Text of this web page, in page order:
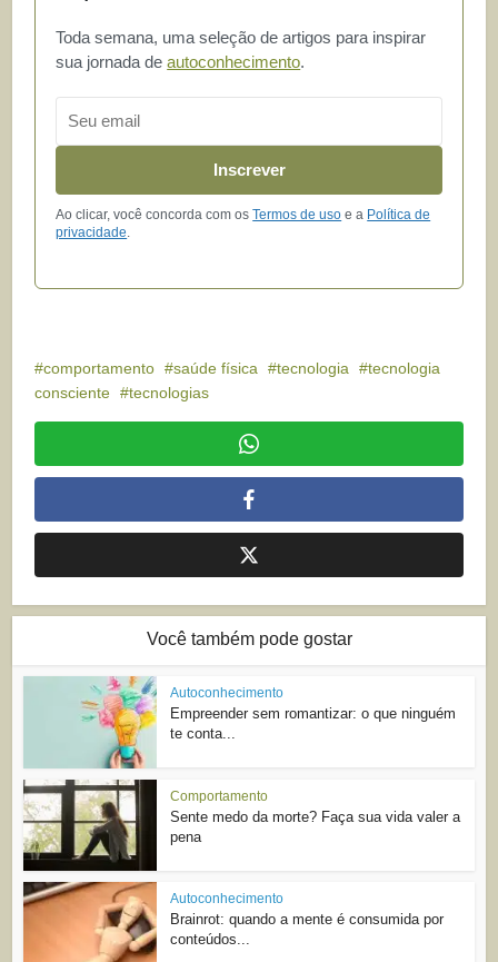
Toda semana, uma seleção de artigos para inspirar
sua jornada deautoconhecimento.
Inscrever
Ao clicar, você concorda com osTermos de uso e a Política de
privacidade.
comportamento saúde física tecnologia
tecnologia
consciente
tecnologias
Você também pode gostar
Autoconhecimento
Empreender sem romantizar: o que ninguém
te conta...
Comportamento
Sente medo da morte? Faça sua vida valer a
pena
Autoconhecimento
Brainrot: quando a mente é consumida por
conteúdos...